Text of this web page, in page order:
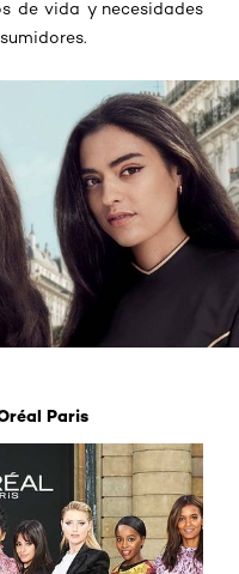
de vida y necesidades
Paris